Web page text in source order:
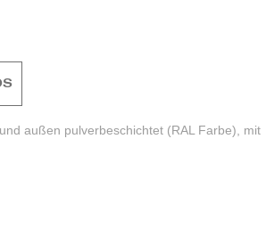
außen pulverbeschichtet (RAL Farbe), mit